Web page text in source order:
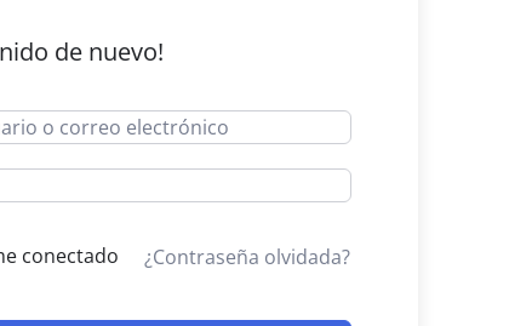
de nuevo!
conectado ¿Contraseña olvidada?